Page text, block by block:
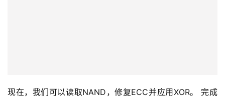
现在，我们可以读取NAND，修复ECC并应用XOR。 完成